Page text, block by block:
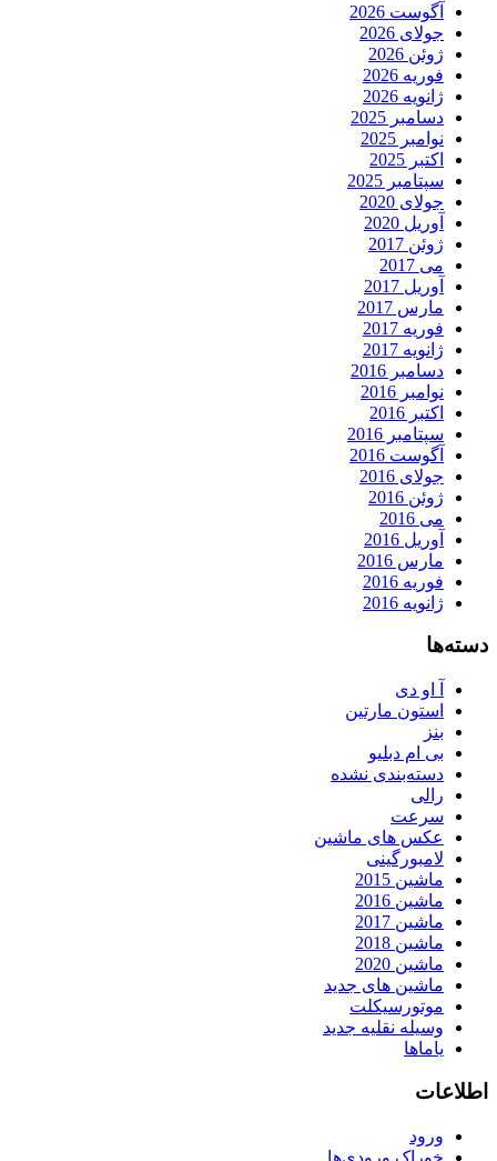
آگوست 2026
جولای 2026
ژوئن 2026
فوریه 2026
ژانویه 2026
دسامبر 2025
نوامبر 2025
اکتبر 2025
سپتامبر 2025
جولای 2020
آوریل 2020
ژوئن 2017
می 2017
آوریل 2017
مارس 2017
فوریه 2017
ژانویه 2017
دسامبر 2016
نوامبر 2016
اکتبر 2016
سپتامبر 2016
آگوست 2016
جولای 2016
ژوئن 2016
می 2016
آوریل 2016
مارس 2016
فوریه 2016
ژانویه 2016
دسته‌ها
آ او دی
استون مارتین
بنز
بی ام دبلیو
دسته‌بندی نشده
رالی
سرعت
عکس های ماشین
لامبورگینی
ماشین 2015
ماشین 2016
ماشین 2017
ماشین 2018
ماشین 2020
ماشین های جدید
موتورسیکلت
وسیله نقلیه جدید
یاماها
اطلاعات
ورود
خوراک ورودی‌ها